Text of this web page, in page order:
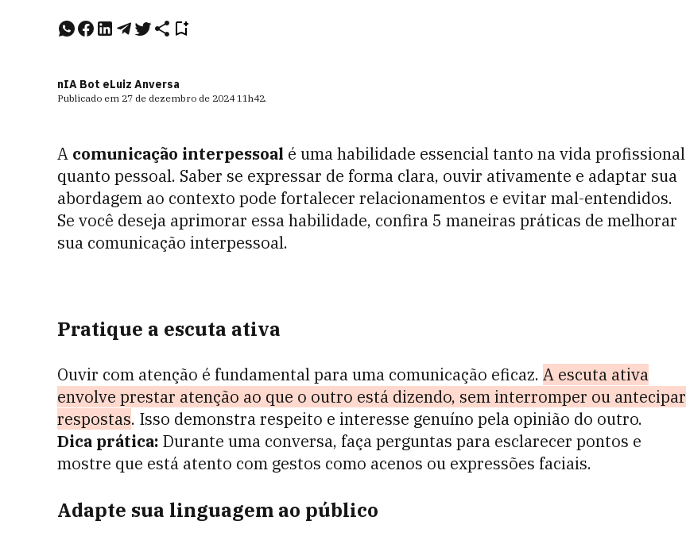
nIA Bot eLuiz Anversa
Publicado em 27 de dezembro de 2024 11h42.
A comunicação interpessoal é uma habilidade essencial tanto na vida profissional
quanto pessoal. Saber se expressar de forma clara, ouvir ativamente e adaptar sua
abordagem ao contexto pode fortalecer relacionamentos e evitar mal-entendidos.
Se você deseja aprimorar essa habilidade, confira 5 maneiras práticas de melhorar
sua comunicação interpessoal.
Pratique a escuta ativa
Ouvir com atenção é fundamental para uma comunicação eficaz. A escuta ativa
envolve prestar atenção ao que o outro está dizendo, sem interromper ou antecipar
respostas. Isso demonstra respeito e interesse genuíno pela opinião do outro.
Dica prática: Durante uma conversa, faça perguntas para esclarecer pontos e
mostre que está atento com gestos como acenos ou expressões faciais.
Adapte sua linguagem ao público